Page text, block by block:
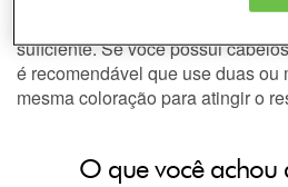
suficiente. Se você possui
é recomendável que use duas ou
mesma coloração para atingir o
O que você achou